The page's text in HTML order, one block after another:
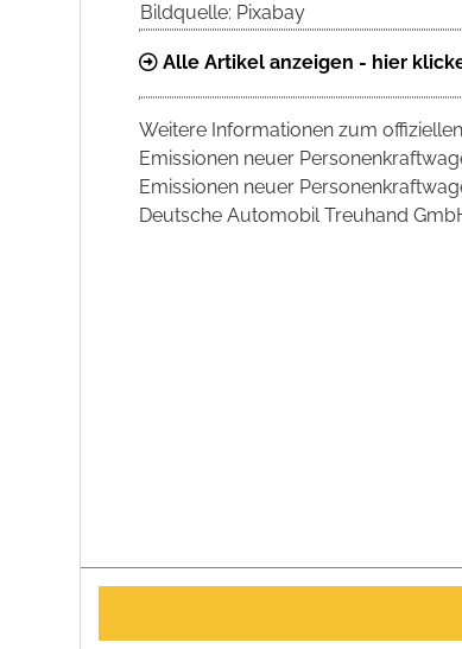
Bildquelle: Pixabay
Alle Artikel anzeigen - hier
Weitere Informationen zum
Emissionen neuer
Emissionen neuer
Deutsche Automobil Treuhand